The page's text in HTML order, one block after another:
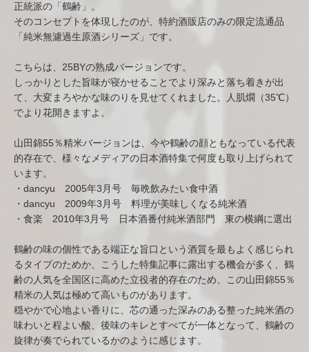
正統派の「鶴齢」。
そのコンセプトを体現したのが、特約酒販店のみの限定流通品
「純米無濾過生原酒シリーズ」です。
こちらは、25BYの熟成バージョンです。
しっかりとした旨味が寝かせることでより深みと落ち着きが出
て、大変まろやかな味のりを見せてくれました。人肌燗（35℃）
でより花開きますよ。
山田錦55％精米バージョンは、今や鶴齢の顔ともなっている代表
的存在で、様々なメディアの日本酒特集で何度も取り上げられて
います。
・dancyu 2005年3月号 毎晩飲みたい食中酒
・dancyu 2009年3月号 料理が美味しくなる純米酒
・食楽 2010年3月号 日本酒番付純米酒部門 東の横綱に選出
鶴齢の味の個性である端正な旨口という酒質を最もよく感じられ
るタイプのためか、こうした特集記事に露出する機会が多く、鶴
齢の人気を全国区に高めた立役者的存在のため、この山田錦55％
精米の人気は極めて高いものがあります。
穏やかで心地よい香りに、芯の通った深みのある整った純米酒の
味わいと程よい酸、後味のキレとすべてが一体となって、鶴齢の
旋律が奏でられているかのように感じます。